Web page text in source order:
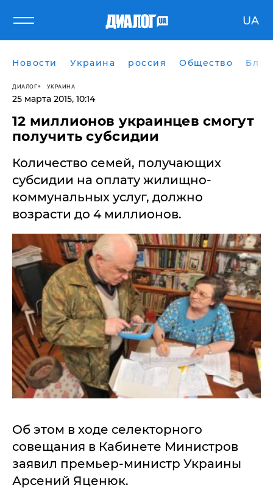
UA
Новости Украина россия Общество
ДИАЛОГ УКРАИНА
25 марта 2015, 10:14
12 миллионов украинцев смогут
получить субсидии
Количество семей, получающих
субсидии на оплату жилищно-
коммунальных услуг, должно
возрасти до 4 миллионов.
Об этом в ходе селекторного
совещания в Кабинете Министров
заявил премьер-министр Украины
Арсений Яценюк.